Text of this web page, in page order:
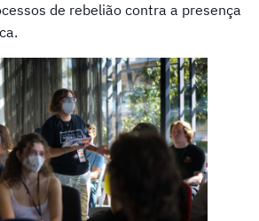
de rebelião contra a presença